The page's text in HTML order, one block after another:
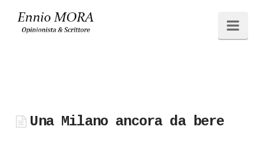
Ennio
Una Milano ancora da bere